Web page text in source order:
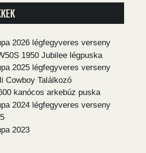
2026 légfegyveres verseny
1950 Jubilee légpuska
2025 légfegyveres verseny
Cowboy Találkozó
kanócos arkebúz puska
2024 légfegyveres verseny
2023